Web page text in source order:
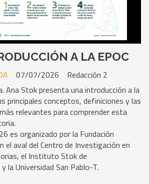
A LA EPOC
Redacción 2
07/07/2026
Ana Stok presenta una introducción a la
principales conceptos, definiciones y las
relevantes para comprender esta
es organizado por la Fundación
el aval del Centro de Investigación en
el Instituto Stok de
la Universidad San Pablo-T.